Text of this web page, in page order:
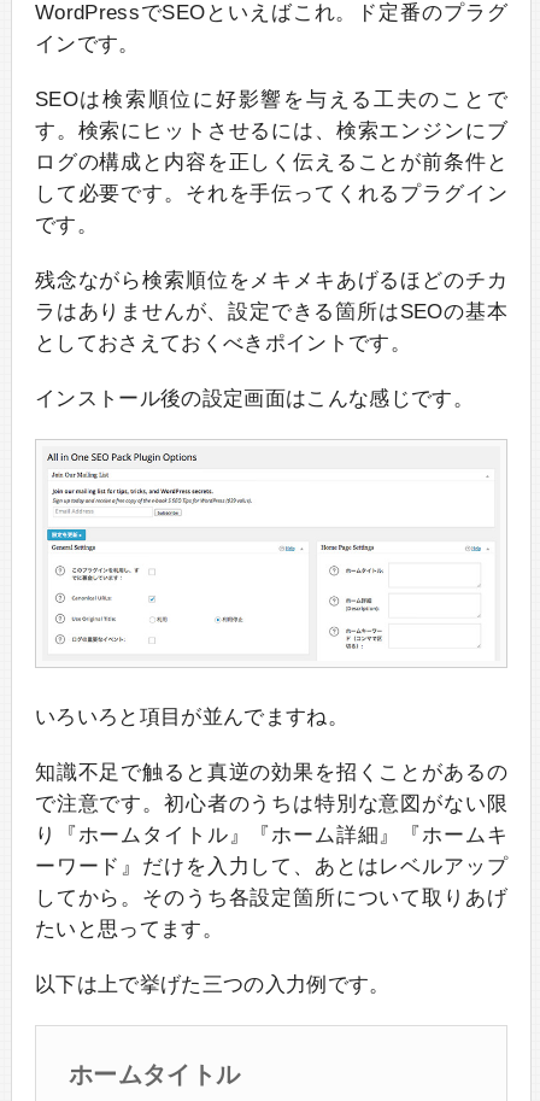
WordPressでSEOといえばこれ。ド定番のプラグ
インです。
SEOは検索順位に好影響を与える工夫のことで
す。検索にヒットさせるには、検索エンジンにブ
ログの構成と内容を正しく伝えることが前条件と
して必要です。それを手伝ってくれるプラグイン
です。
残念ながら検索順位をメキメキあげるほどのチカ
ラはありませんが、設定できる箇所はSEOの基本
としておさえておくべきポイントです。
インストール後の設定画面はこんな感じです。
いろいろと項目が並んでますね。
知識不足で触ると真逆の効果を招くことがあるの
で注意です。初心者のうちは特別な意図がない限
り『ホームタイトル』『ホーム詳細』『ホームキ
ーワード』だけを入力して、あとはレベルアップ
してから。そのうち各設定箇所について取りあげ
たいと思ってます。
以下は上で挙げた三つの入力例です。
ホームタイトル